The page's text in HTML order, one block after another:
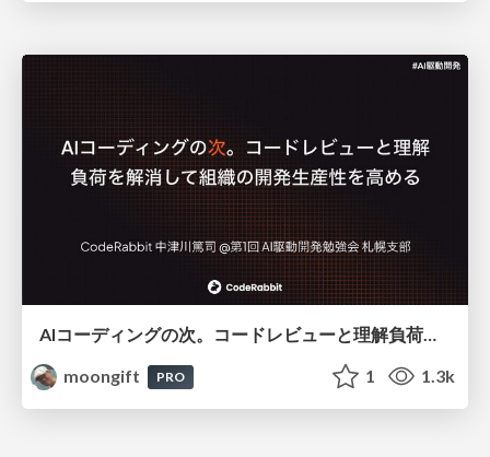
AIコーディングの次。コードレビューと理解負荷を解消して組織の開発生産性を高める
moongift
PRO 1 1.3k